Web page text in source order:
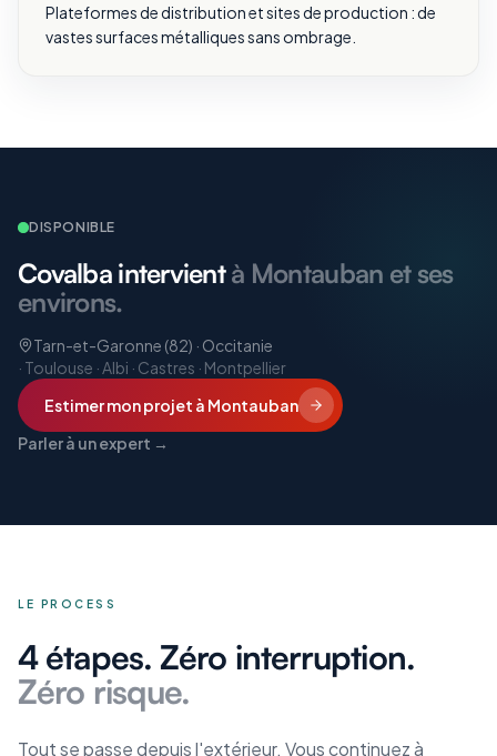
Plateformes de distribution et sites de production : de
vastes surfaces métalliques sans ombrage.
DISPONIBLE
Covalba intervientà Montauban et ses
environs.
Tarn-et-Garonne (82) · Occitanie
· Toulouse · Albi · Castres · Montpellier
Estimer mon projet à Montauban
Parler à un expert →
LE PROCESS
4 étapes. Zéro interruption.
Zéro risque.
Tout se passe depuis l'extérieur. Vous continuez à